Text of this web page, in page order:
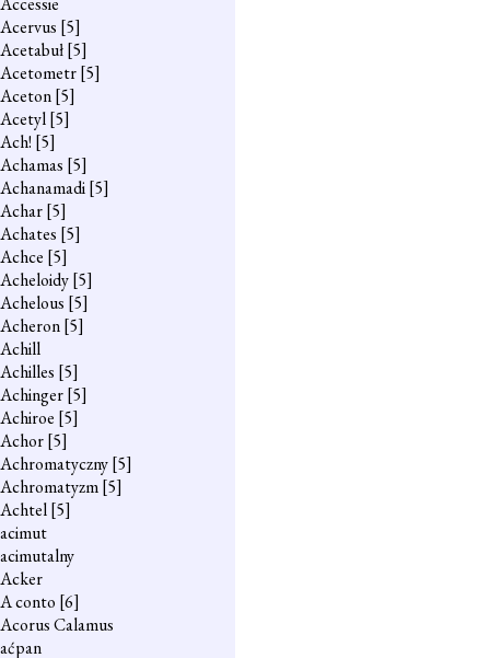
Acervus [5]
Acetabuł[5]
Acetometr[5]
Aceton[5]
Acetyl[5]
Ach! [5]
Achamas [5]
Achanamadi[5]
Achar[5]
Achates [5]
Achce [5]
Acheloidy[5]
Achelous [5]
Acheron[5]
Achill
Achilles [5]
Achinger[5]
Achiroe [5]
Achor[5]
Achromatyczny[5]
Achromatyzm[5]
Achtel[5]
acimut
acimutalny
Acker
A conto [6]
Acorus Calamus
aćpan